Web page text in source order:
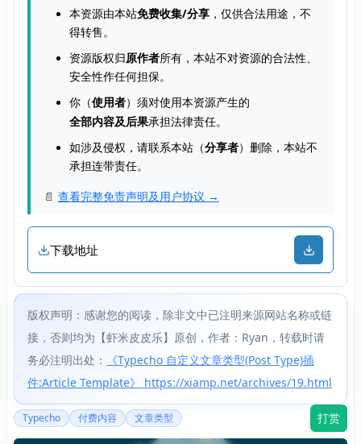
本资源由本站免费收集/分享 ，仅供合法用途，不
得转售。
资源版权归原作者所有，本站不对资源的合法性、
安全性作任何担保。
你（使用者）须对使用本资源产生的
全部内容及后果承担法律责任。
如涉及侵权，请联系本站（分享者）删除，本站不
承担连带责任。
📄 查看完整免责声明及用户协议 →
下载地址
版权声明：感谢您的阅读，除非文中已注明来源网站名称或链
接，否则均为【虾米皮皮乐】原创，作者：Ryan，转载时请
务必注明出处：
《Typecho 自定义文章类型(Post Type)插
件:Article Template》 https://xiamp.net/archives/19.html
Typecho 付费内容 文章类型 打赏